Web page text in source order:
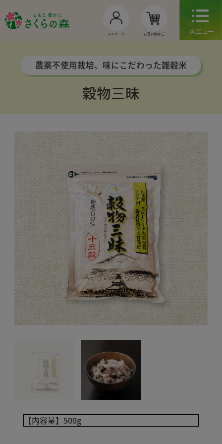
マイページ お買い物かご
農薬不使用栽培、味にこだわった雑穀米
穀物三昧
【内容量】 500g